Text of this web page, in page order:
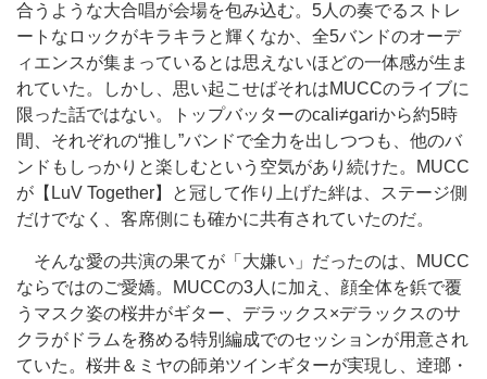
合うような大合唱が会場を包み込む。5人の奏でるストレ
ートなロックがキラキラと輝くなか、全5バンドのオーデ
ィエンスが集まっているとは思えないほどの一体感が生ま
れていた。しかし、思い起こせばそれはMUCCのライブに
限った話ではない。トップバッターのcali≠gariから約5時
間、それぞれの“推し”バンドで全力を出しつつも、他のバ
ンドもしっかりと楽しむという空気があり続けた。MUCC
が【LuV Together】と冠して作り上げた絆は、ステージ側
だけでなく、客席側にも確かに共有されていたのだ。
そんな愛の共演の果てが「大嫌い」だったのは、MUCC
ならではのご愛嬌。MUCCの3人に加え、顔全体を鋲で覆
うマスク姿の桜井がギター、デラックス×デラックスのサ
クラがドラムを務める特別編成でのセッションが用意され
ていた。桜井＆ミヤの師弟ツインギターが実現し、逹瑯・